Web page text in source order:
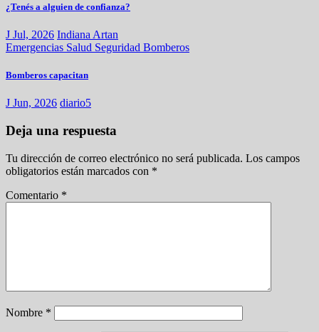
¿Tenés a alguien de confianza?
J Jul, 2026 Indiana Artan
Emergencias Salud Seguridad Bomberos
Bomberos capacitan
J Jun, 2026 diario5
Deja una respuesta
Tu dirección de correo electrónico no será publicada. Los campos
obligatorios están marcados con *
Comentario *
Nombre *